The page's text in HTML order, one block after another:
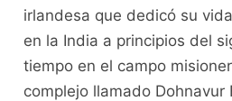
irlandesa que dedicó su
en la India a principios del
tiempo en el campo
complejo llamado Dohnavur